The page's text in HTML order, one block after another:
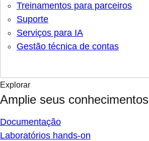
Treinamentos para parceiros
Suporte
Serviços para IA
Gestão técnica de contas
Explorar
Amplie seus conhecimentos
Documentação
Laboratórios hands-on